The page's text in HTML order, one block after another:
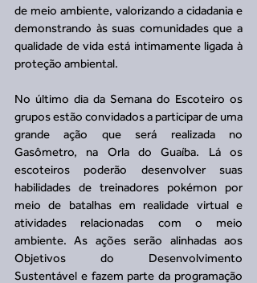
de meio ambiente, valorizando a cidadania e
demonstrando às suas comunidades que a
qualidade de vida está intimamente ligada à
proteção ambiental.
No último dia da Semana do Escoteiro os
grupos estão convidados a participar de uma
grande ação que será realizada no
Gasômetro, na Orla do Guaíba. Lá os
escoteiros poderão desenvolver suas
habilidades de treinadores pokémon por
meio de batalhas em realidade virtual e
atividades relacionadas com o meio
ambiente. As ações serão alinhadas aos
Objetivos do Desenvolvimento
Sustentável e fazem parte da programação